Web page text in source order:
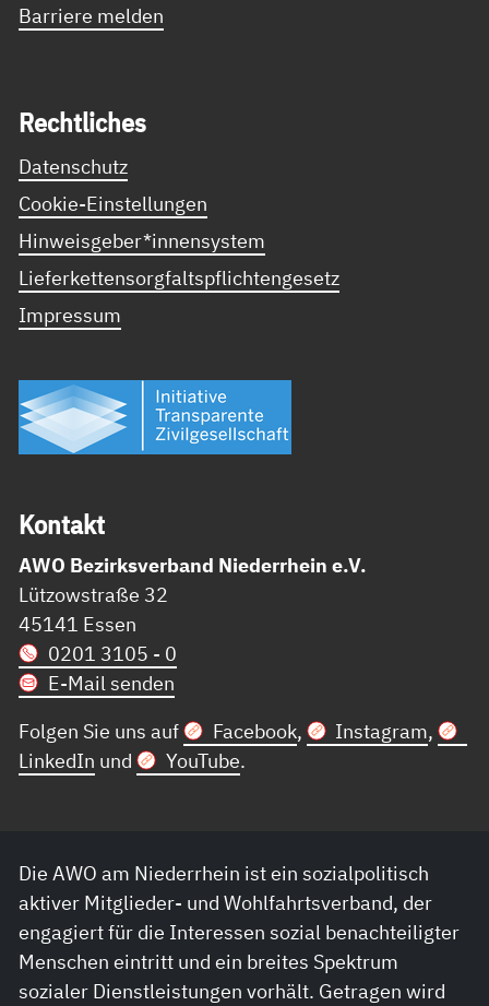
Barriere melden
Recht­li­ches
Datenschutz
Cookie-Einstellungen
Hinweisgeber*innensystem
Lieferkettensorgfaltspflichtengesetz
Impressum
Kon­takt
AWO Bezirksverband Niederrhein e.V.
Lützowstraße 32
45141 Essen
0201 3105 - 0
E-Mail senden
Folgen Sie uns auf
Facebook, Instagram,
LinkedIn und YouTube.
Die AWO am Niederrhein ist ein sozialpolitisch
aktiver Mitglieder- und Wohlfahrtsverband, der
engagiert für die Interessen sozial benachteiligter
Menschen eintritt und ein breites Spektrum
sozialer Dienstleistungen vorhält. Getragen wird